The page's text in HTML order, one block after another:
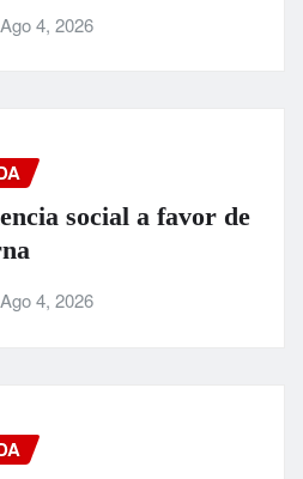
Ago 4, 2026
social a favor de
Ago 4, 2026